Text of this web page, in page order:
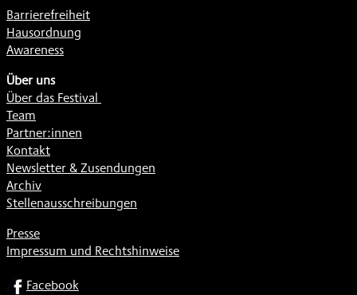
Barrierefreiheit
Hausordnung
Awareness
Über uns
Über das Festival
Team
Partner:innen
Kontakt
Newsletter & Zusendungen
Archiv
Stellenausschreibungen
Presse
Impressum und Rechtshinweise
SOCIALFacebook